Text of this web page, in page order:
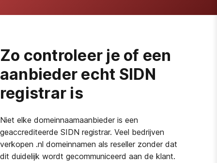
Zo controleer je of een
aanbieder echt SIDN
registrar is
Niet elke domeinnaamaanbieder is een
geaccrediteerde SIDN registrar. Veel bedrijven
verkopen .nl domeinnamen als reseller zonder dat
dit duidelijk wordt gecommuniceerd aan de klant.